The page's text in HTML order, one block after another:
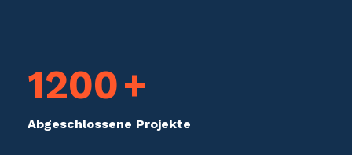
1200+
Abge­schlos­sene Projekte